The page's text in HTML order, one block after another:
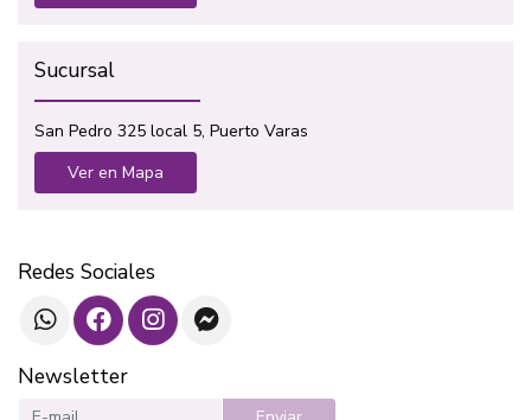
Sucursal
San Pedro 325 local 5, Puerto Varas
Ver en Mapa
Redes Sociales
Newsletter